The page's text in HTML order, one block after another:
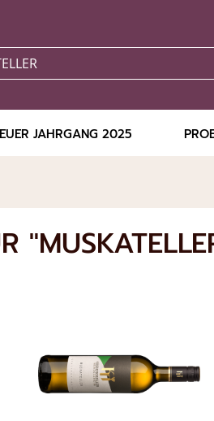
JAHRGANG 2025